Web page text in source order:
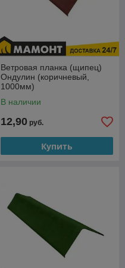
Ветровая планка (щипец)
Ондулин (коричневый,
1000мм)
В наличии
12,90 руб.
Купить